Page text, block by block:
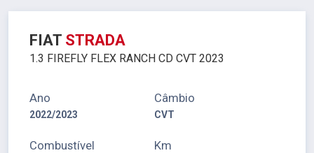
FIAT STRADA
1.3 FIREFLY FLEX RANCH CD CVT 2023
Ano
2022/2023
Câmbio
CVT
Combustível Km